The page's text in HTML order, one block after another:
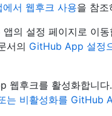
서 웹후크 사용을 참조
앱의 설정 페이지로 이
서의 GitHub App 설정
웹후크를 활성화합니다
는 비활성화를 GitHub